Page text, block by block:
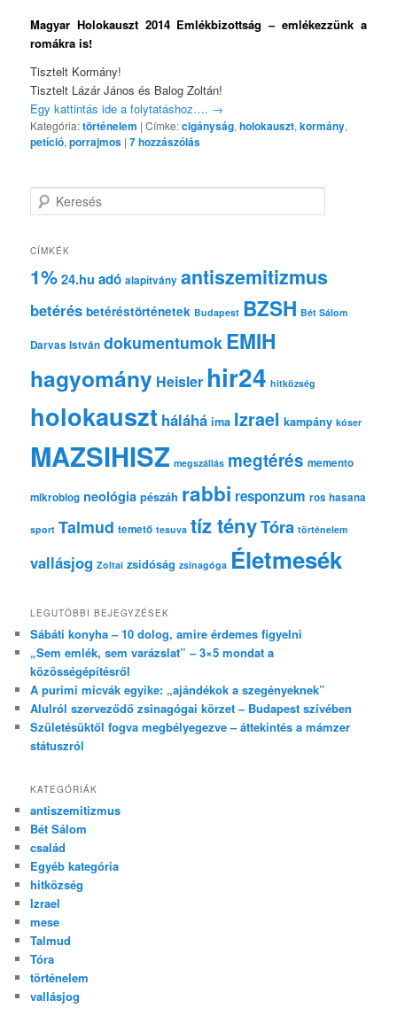
Magyar Holokauszt 2014 Emlékbizottság – emlékezzünk a
romákra is!
Tisztelt Kormány!
Tisztelt Lázár János és Balog Zoltán!
Egy kattintás ide a folytatáshoz…. →
Kategória:történelem |Címke:cigányság,holokauszt,kormány,
petíció,porrajmos |7hozzászólás
e
e
é
CÍMKÉK
1% 24.hu adó alapítvány antiszemitizmus
betérés betéréstörténetek Budapest BZSH Bét Sálom
Darvas István dokumentumok EMIH
hagyomány Heisler hir24 hitközség
holokauszt háláhá ima Izrael kampány kóser
MAZSIHISZ megszállás megtérés memento
mikroblog neológia pészáh rabbi responzum ros hasana
sport Talmud temető tesuva tíz tényTóra történelem
vallásjog Zoltai zsidóság zsinagóga Életmesék
LEGUTÓBBI BEJEGYZÉSEK
Sábáti konyha – 10 dolog, amire érdemes figyelni
„Sem emlék, sem varázslat” – 3×5 mondat a
közösségépítésről
A purimi micvák egyike: „ajándékok a szegényeknek”
Alulról szerveződő zsinagógai körzet – Budapest szívében
Születésüktől fogva megbélyegezve – áttekintés a mámzer
státuszról
KATEGÓRIÁK
antiszemitizmus
Bét Sálom
család
Egyéb kategória
hitközség
Izrael
mese
Talmud
Tóra
történelem
vallásjog